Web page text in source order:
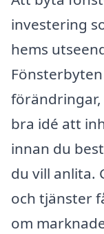
investering
hems
bra idé att
innan du
du vill anlita.
och tjänster
om